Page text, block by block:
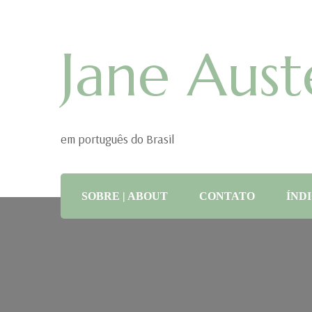
Jane
em português do Brasil
SOBRE | ABOUT CONTATO